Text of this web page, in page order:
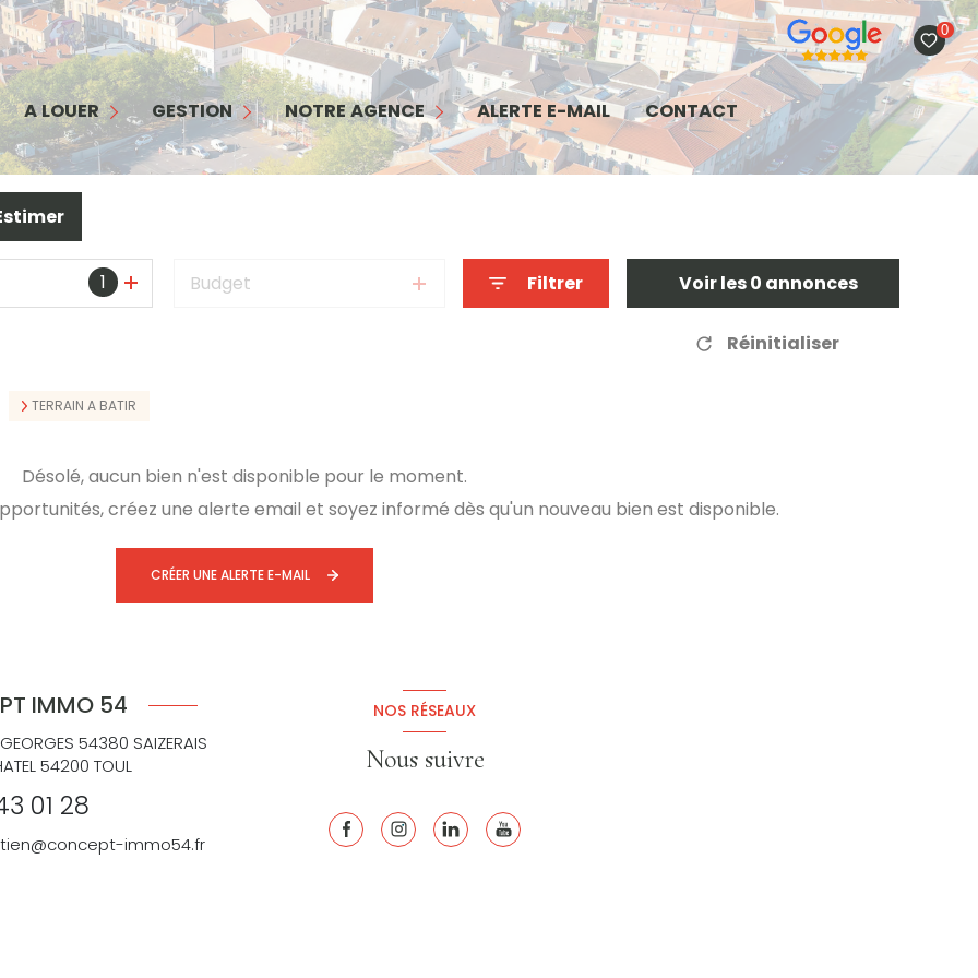
0
A LOUER
MAISON
APPARTEMENT
COMMERCES/ BUREAUX
GARAGE
TERRAIN
BIENS LOUÉS
GESTION
GESTION
INTERFACE PROPRIÉTAIRE
INTERFACE LOCATAIRE
NOTRE AGENCE
NOTRE AGENCE
NOTRE ÉQUIPE
NOS SERVICES
ALERTE E-MAIL CONTACT
1 Budget Filtrer Voir les0 annonces
Réinitialiser
TERRAIN A BATIR
Désolé, aucun bien n'est disponible pour le moment.
créez une alerte email et soyez informé dès qu'un nouveau bien est disponible.
CRÉER UNE ALERTE E-MAIL
IMMO 54
54380 SAIZERAIS
54200 TOUL
01 28
immo54.fr
NOS RÉSEAUX
Nous suivre